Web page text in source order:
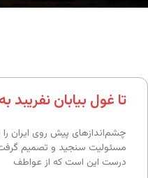
تا غول بیابان نفریبد
چشم‌اندازهای پیش روی ایران را
مسئولیت سنجید و تصمیم
درست این است که از عواطف